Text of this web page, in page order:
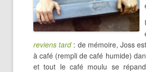
reviens tard: de mémoire, Joss
à café (rempli de café humide)
et tout le café moulu se